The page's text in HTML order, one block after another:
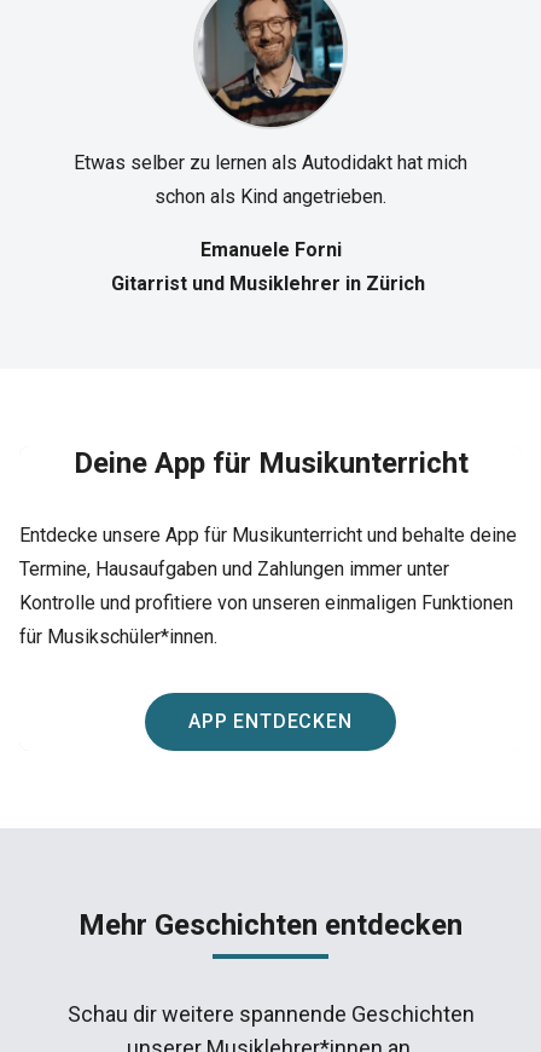
Etwas selber zu lernen als Autodidakt hat mich
schon als Kind angetrieben.
Emanuele Forni
Gitarrist und Musiklehrer in Zürich
Deine App für Musikunterricht​
Entdecke unsere App für Musikunterricht und behalte deine
Termine, Hausaufgaben und Zahlungen immer unter
Kontrolle und profitiere von unseren einmaligen Funktionen
für Musikschüler*innen.
APP ENTDECKEN
Mehr Geschichten entdecken
Schau dir weitere spannende Geschichten